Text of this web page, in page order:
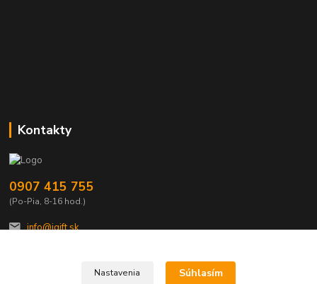
Kontakty
0907 415 755
(Po-Pia, 8-16 hod.)
info@igift.sk
Nastavenia Súhlasím